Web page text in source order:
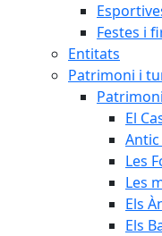
Festes i
Entitats
Patrimoni i
El
Les
Les
Els
Els